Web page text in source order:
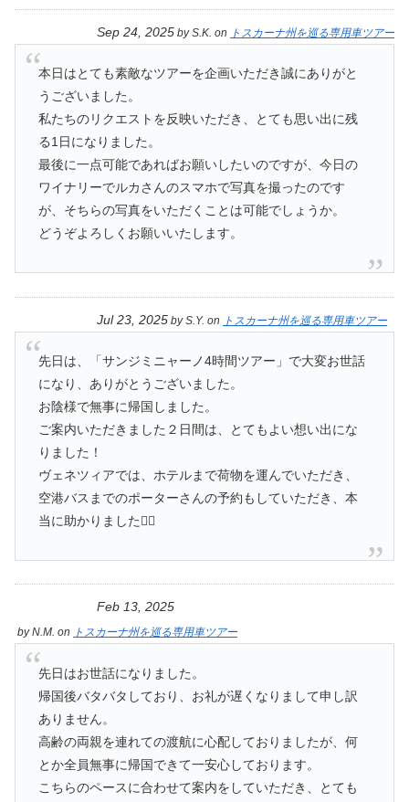
Sep 24, 2025 byS.K. on トスカーナ州を巡る専用車ツアー
本日はとても素敵なツアーを企画いただき誠にありがと
うございました。
私たちのリクエストを反映いただき、とても思い出に残
る1日になりました。
最後に一点可能であればお願いしたいのですが、今日の
ワイナリーでルカさんのスマホで写真を撮ったのです
が、そちらの写真をいただくことは可能でしょうか。
どうぞよろしくお願いいたします。
Jul 23, 2025 byS.Y. on トスカーナ州を巡る専用車ツアー
先日は、「サンジミニャーノ4時間ツアー」で大変お世話
になり、ありがとうございました。
お陰様で無事に帰国しました。
ご案内いただきました２日間は、とてもよい想い出にな
りました！
ヴェネツィアでは、ホテルまで荷物を運んでいただき、
空港バスまでのポーターさんの予約もしていただき、本
当に助かりました🙇‍♀️
Feb 13, 2025
byN.M. on トスカーナ州を巡る専用車ツアー
先日はお世話になりました。
帰国後バタバタしており、お礼が遅くなりまして申し訳
ありません。
高齢の両親を連れての渡航に心配しておりましたが、何
とか全員無事に帰国できて一安心しております。
こちらのペースに合わせて案内をしていただき、とても